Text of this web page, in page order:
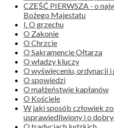
CZĘŚĆ PIERWSZA - o
Bożego Majestatu
I. O grzechu
O Zakonie
O Chrzcie
O Sakramencie Ołtarza
O władzy kluczy
O wyświęceniu, ordynacji i
O spowiedzi
O małżeństwie kapłanów
O Kościele
W jaki sposób człowiek
usprawiedliwiony i o